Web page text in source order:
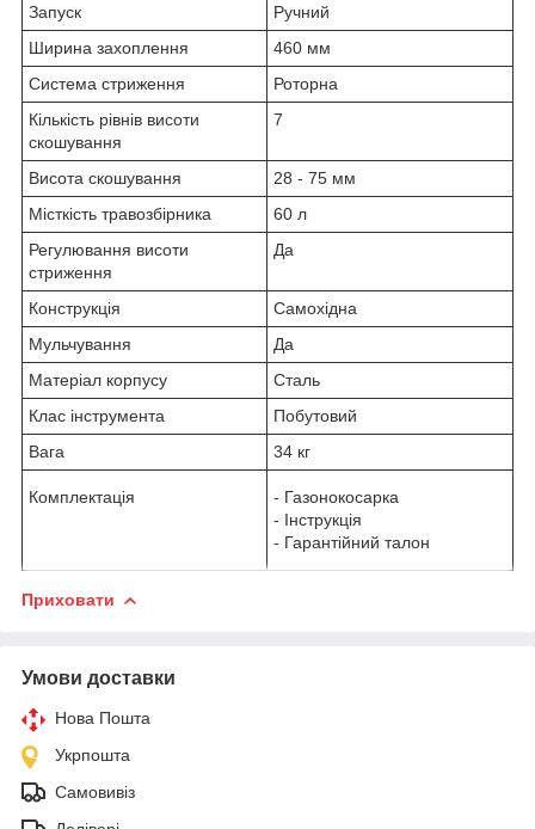
Запуск
Ручний
Ширина захоплення
460 мм
Система стриження
Роторна
Кількість рівнів висоти
скошування
7
Висота скошування
28 - 75 мм
Місткість травозбірника
60 л
Регулювання висоти
стриження
Да
Конструкція
Самохідна
Мульчування
Да
Матеріал корпусу
Сталь
Клас інструмента
Побутовий
Вага
34 кг
Комплектація
- Газонокосарка
- Інструкція
- Гарантійний талон
Приховати
Умови доставки
Нова Пошта
Укрпошта
Самовивіз